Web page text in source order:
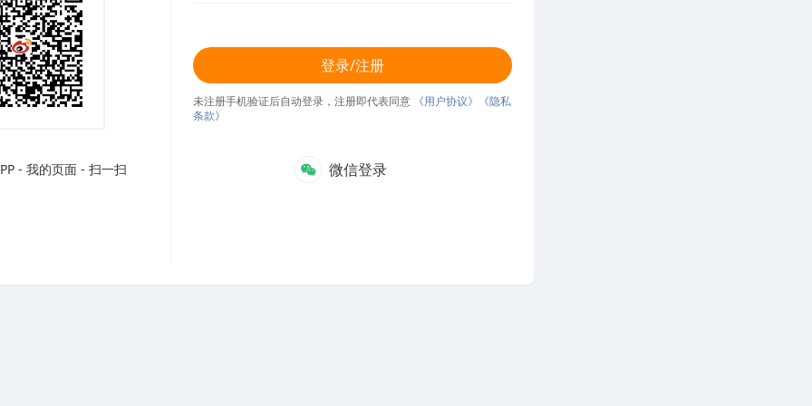
- 我的页面 - 扫一扫
登录/注册
未注册手机验证后自动登录，注册即代表同意 《用户协议》
《隐私
条款》
微信登录